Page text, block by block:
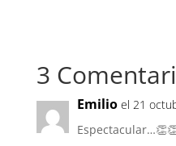
b
o
o
A
p
p
3
Emilio el 21